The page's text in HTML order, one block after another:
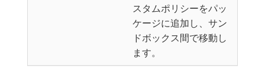
スタムポリシーをパッ
ケージに追加し、サン
ドボックス間で移動し
ます。